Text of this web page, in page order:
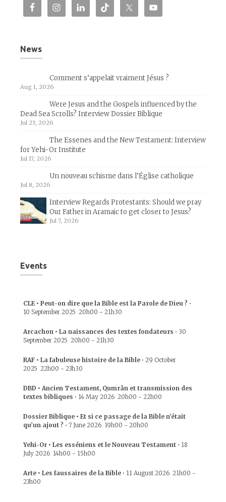
News
Comment s’appelait vraiment Jésus ?
Aug 1, 2026
Were Jesus and the Gospels influenced by the
Dead Sea Scrolls? Interview Dossier Biblique
Jul 23, 2026
The Essenes and the New Testament: Interview
for Yehi-Or Institute
Jul 17, 2026
Un nouveau schisme dans l’Église catholique
Jul 8, 2026
Interview Regards Protestants: Should we pray
Our Father in Aramaic to get closer to Jesus?
Jul 7, 2026
Events
CLE • Peut-on dire que la Bible est la Parole de Dieu ? •
10 September 2025 20h00 - 21h30
Arcachon • La naissances des textes fondateurs • 30
September 2025 20h00 - 21h30
RAF • La fabuleuse histoire de la Bible • 29 October
2025 22h00 - 23h30
DBD • Ancien Testament, Qumrân et transmission des
textes bibliques • 14 May 2026 20h00 - 22h00
Dossier Biblique • Et si ce passage de la Bible n’était
qu’un ajout ? • 7 June 2026 19h00 - 20h00
Yehi-Or • Les esséniens et le Nouveau Testament • 18
July 2026 14h00 - 15h00
Arte • Les faussaires de la Bible • 11 August 2026 21h00 -
23h00